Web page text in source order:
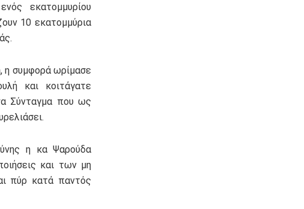
εκατομμυρίου
10 εκατομμύρια
η συμφορά ωρίμασε
και κοιτάγατε
Σύνταγμα που ως
η κα Ψαρούδα
και των μη
πύρ κατά παντός